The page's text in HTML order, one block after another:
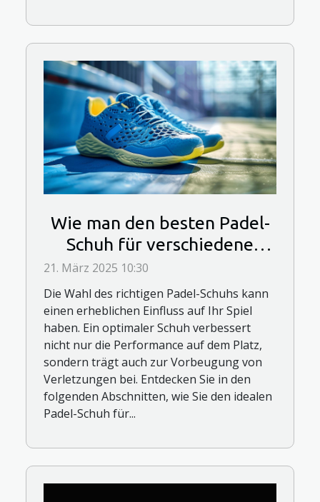
Wie man den besten Padel-
Schuh für verschiedene
Spielstile auswählt
21. März 2025 10:30
Die Wahl des richtigen Padel-Schuhs kann
einen erheblichen Einfluss auf Ihr Spiel
haben. Ein optimaler Schuh verbessert
nicht nur die Performance auf dem Platz,
sondern trägt auch zur Vorbeugung von
Verletzungen bei. Entdecken Sie in den
folgenden Abschnitten, wie Sie den idealen
Padel-Schuh für...